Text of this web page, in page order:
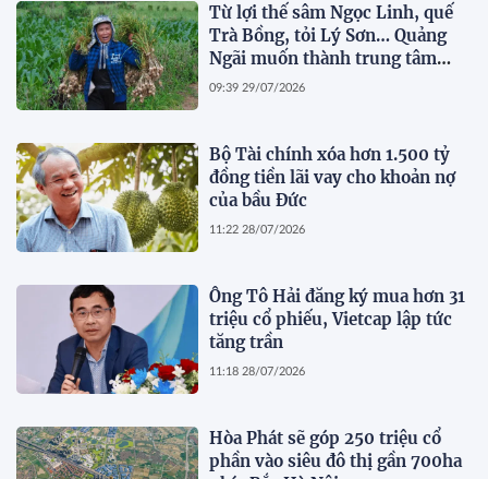
Từ lợi thế sâm Ngọc Linh, quế
Trà Bồng, tỏi Lý Sơn… Quảng
Ngãi muốn thành trung tâm
dược liệu
09:39 29/07/2026
Bộ Tài chính xóa hơn 1.500 tỷ
đồng tiền lãi vay cho khoản nợ
của bầu Đức
11:22 28/07/2026
Ông Tô Hải đăng ký mua hơn 31
triệu cổ phiếu, Vietcap lập tức
tăng trần
11:18 28/07/2026
Hòa Phát sẽ góp 250 triệu cổ
phần vào siêu đô thị gần 700ha